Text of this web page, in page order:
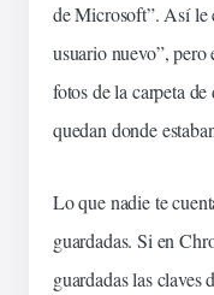
de Microsoft”. Así le
usuario nuevo”, pero
fotos de la carpeta de
quedan donde
Lo que nadie te
guardadas. Si en
guardadas las